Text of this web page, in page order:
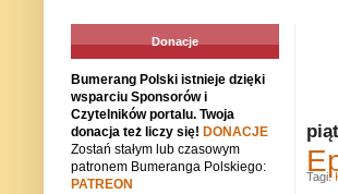
Tagi:
Donacje
Bumerang Polski istnieje dzięki
wsparciu Sponsorów i
Czytelników portalu. Twoja
donacja też liczy się! DONACJE
Zostań stałym lub czasowym
patronem Bumeranga Polskiego:
PATREON